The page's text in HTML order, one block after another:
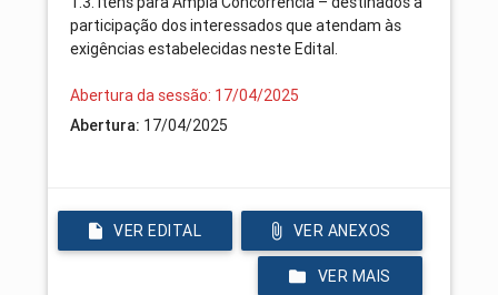
participação dos interessados que atendam às
exigências estabelecidas neste Edital.
Abertura da sessão: 17/04/2025
Abertura: 17/04/2025
VER EDITAL VER ANEXOS
VER MAIS